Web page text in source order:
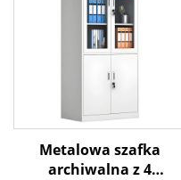
Metalowa szafka
archiwalna z 4